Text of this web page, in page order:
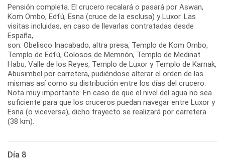
Pensión completa. El crucero recalará o pasará por Aswan,
Kom Ombo, Edfú, Esna (cruce de la esclusa) y Luxor. Las
visitas incluidas, en caso de llevarlas contratadas desde
España,
son: Obelisco Inacabado, altra presa, Templo de Kom Ombo,
Templo de Edfú, Colosos de Memnón, Templo de Medinat
Habu, Valle de los Reyes, Templo de Luxor y Templo de Karnak,
Abusimbel por carretera, pudiéndose alterar el orden de las
mismas así como su distribución entre los días del crucero.
Nota muy importante: En caso de que el nivel del agua no sea
suficiente para que los cruceros puedan navegar entre Luxor y
Esna (o viceversa), dicho trayecto se realizará por carretera
(38 km).
Día 8